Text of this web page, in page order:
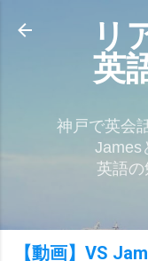
スキップ
リ
英
神戸で英会
James
英語
【動画】VS